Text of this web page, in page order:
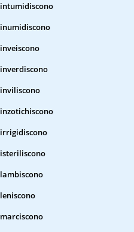
intumidiscono
inumidiscono
inveiscono
inverdiscono
inviliscono
inzotichiscono
irrigidiscono
isteriliscono
lambiscono
leniscono
marciscono